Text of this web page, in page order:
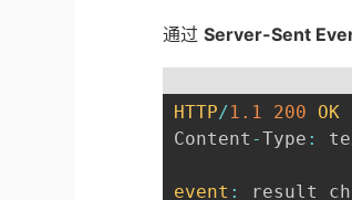
通过Server-Sent
HTTP/1.1 200
OK
Content -Type :
event :